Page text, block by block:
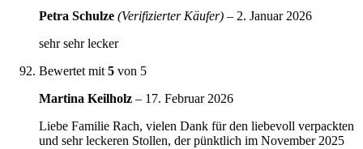
Petra Schulze (Verifizierter Käufer) – 2. Januar 2026
sehr sehr lecker
Bewertet mit 5 von 5
Martina Keilholz – 17. Februar 2026
Liebe Familie Rach, vielen Dank für den liebevoll verpackten
und sehr leckeren Stollen, der pünktlich im November 2025